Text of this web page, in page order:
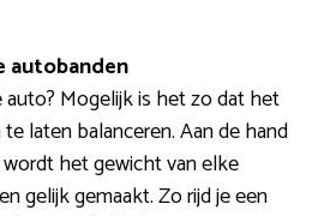
autobanden
auto? Mogelijk is het zo dat het
laten balanceren. Aan de hand
het gewicht van elke
gelijk gemaakt. Zo rijd je een